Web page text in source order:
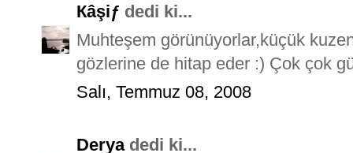
Кâşiƒ dedi ki...
Muhteşem görünüyorlar,küçük
gözlerine de hitap eder :) Çok çok
Salı, Temmuz 08, 2008
Derya dedi ki...